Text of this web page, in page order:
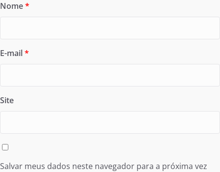
Nome*
E-mail*
Site
Salvar meus dados neste navegador para a próxima vez